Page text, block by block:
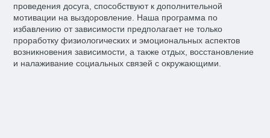
проведения досуга, способствуют к дополнительной
мотивации на выздоровление. Наша программа по
избавлению от зависимости предполагает не только
проработку физиологических и эмоциональных аспектов
возникновения зависимости, а также отдых, восстановление
и налаживание социальных связей с окружающими.